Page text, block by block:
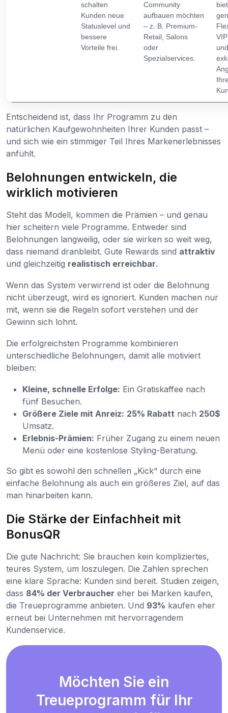
schalten
Kunden neue
Statuslevel und
bessere
Vorteile frei.
Community
aufbauen möchten
– z. B. Premium-
Retail, Salons
oder
Spezialservices.
und
Entscheidend ist, dass Ihr Programm zu den
natürlichen Kaufgewohnheiten Ihrer Kunden passt –
und sich wie ein stimmiger Teil Ihres Markenerlebnisses
anfühlt.
Belohnungen entwickeln, die
wirklich motivieren
Steht das Modell, kommen die Prämien – und genau
hier scheitern viele Programme. Entweder sind
Belohnungen langweilig, oder sie wirken so weit weg,
dass niemand dranbleibt. Gute Rewards sind attraktiv
und gleichzeitig realistisch erreichbar.
Wenn das System verwirrend ist oder die Belohnung
nicht überzeugt, wird es ignoriert. Kunden machen nur
mit, wenn sie die Regeln sofort verstehen und der
Gewinn sich lohnt.
Die erfolgreichsten Programme kombinieren
unterschiedliche Belohnungen, damit alle motiviert
bleiben:
Kleine, schnelle Erfolge: Ein Gratiskaffee nach
fünf Besuchen.
Größere Ziele mit Anreiz: 25% Rabatt nach 250$
Umsatz.
Erlebnis-Prämien: Früher Zugang zu einem neuen
Menü oder eine kostenlose Styling-Beratung.
So gibt es sowohl den schnellen „Kick“ durch eine
einfache Belohnung als auch ein größeres Ziel, auf das
man hinarbeiten kann.
Die Stärke der Einfachheit mit
BonusQR
Die gute Nachricht: Sie brauchen kein kompliziertes,
teures System, um loszulegen. Die Zahlen sprechen
eine klare Sprache: Kunden sind bereit. Studien zeigen,
dass 84% der Verbraucher eher bei Marken kaufen,
die Treueprogramme anbieten. Und 93% kaufen eher
erneut bei Unternehmen mit hervorragendem
Kundenservice.
Möchten Sie ein
Treueprogramm für Ihr